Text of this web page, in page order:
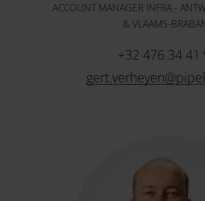
ACCOUNT MANAGER INFRA -
& VLAAMS-
+32 476 34 41